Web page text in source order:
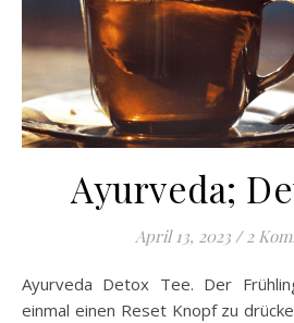
Ayurveda;
April 13, 2023 / 2
Ayurveda Detox Tee. Der Frühling lädt dazu ein, noch
einmal einen Reset Knopf zu